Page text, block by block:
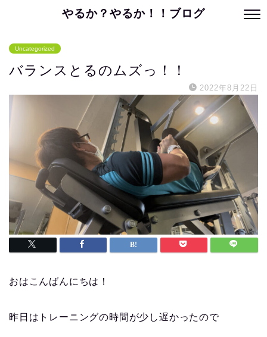
やるか？やるか！！ブログ
Uncategorized
バランスとるのムズっ！！
2022年8月22日
おはこんばんにちは！
昨日はトレーニングの時間が少し遅かったので